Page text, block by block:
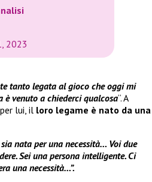
2023
tanto legata al gioco che oggi mi
è venuto a chiederci qualcosa“. A
lui, il loro legame è nato da una
nata per una necessità… Voi due
Sei una persona intelligente. Ci
una necessità…”.